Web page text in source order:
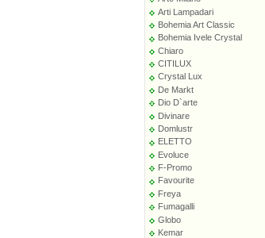
Arti Lampadari
Bohemia Art Classic
Bohemia Ivele Crystal
Chiaro
CITILUX
Crystal Lux
De Markt
Dio D`arte
Divinare
Domlustr
ELETTO
Evoluce
F-Promo
Favourite
Freya
Fumagalli
Globo
Kemar